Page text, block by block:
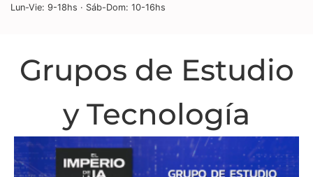
Lun-Vie: 9-18hs · Sáb-Dom: 10-16hs
Grupos de Estudio
y Tecnología